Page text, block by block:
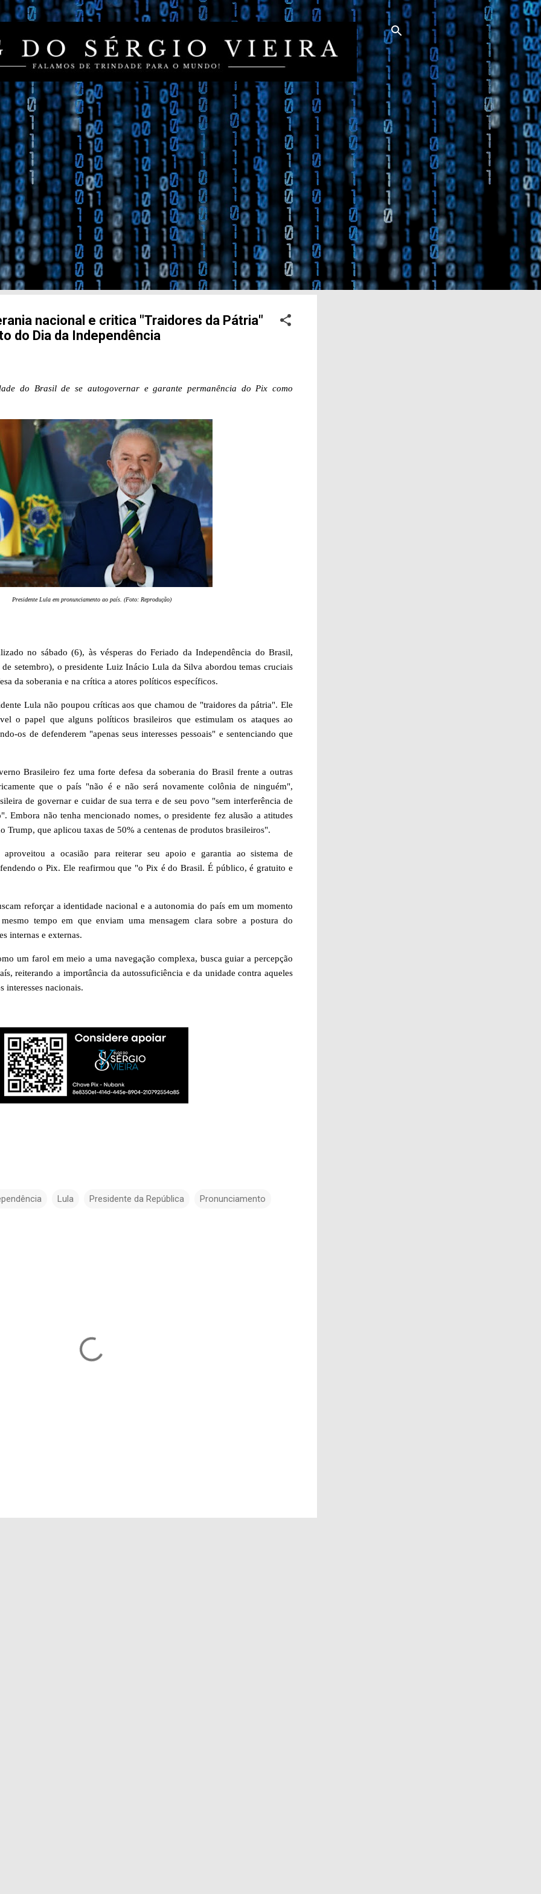
Pular para o conteúdo principal
nacional e critica "Traidores da Pátria"
do Dia da Independência
do Brasil de se autogovernar e garante permanência do Pix como
Presidente Lula em pronunciamento ao país. (Foto: Reprodução)
no sábado (6), às vésperas do Feriado da Independência do Brasil,
setembro), o presidente Luiz Inácio Lula da Silva abordou temas cruciais
da soberania e na crítica a atores políticos específicos.
Lula não poupou críticas aos que chamou de "traidores da pátria". Ele
o papel que alguns políticos brasileiros que estimulam os ataques ao
os de defenderem "apenas seus interesses pessoais" e sentenciando que
Brasileiro fez uma forte defesa da soberania do Brasil frente a outras
que o país "não é e não será novamente colônia de ninguém",
de governar e cuidar de sua terra e de seu povo "sem interferência de
Embora não tenha mencionado nomes, o presidente fez alusão a atitudes
Trump, que aplicou taxas de 50% a centenas de produtos brasileiros".
a ocasião para reiterar seu apoio e garantia ao sistema de
o Pix. Ele reafirmou que "o Pix é do Brasil. É público, é gratuito e
reforçar a identidade nacional e a autonomia do país em um momento
tempo em que enviam uma mensagem clara sobre a postura do
internas e externas.
um farol em meio a uma navegação complexa, busca guiar a percepção
reiterando a importância da autossuficiência e da unidade contra aqueles
interesses nacionais.
Lula Presidente da República Pronunciamento